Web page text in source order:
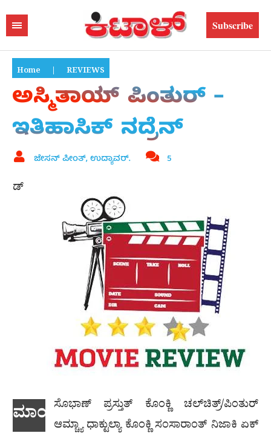
Subscribe
Home | REVIEWS
ಅಸ್ಮಿತಾಯ್ ಪಿಂತುರ್ –
ಇತಿಹಾಸಿಕ್ ನದ್ರೆನ್
ಜೇಸನ್ ಪೀಂತ್, ಉದ್ಯಾವರ್. 5
ಮಾಂ
ಡ್
ಸೊಭಾಣ್ ಪ್ರಸ್ತುತ್ ಕೊಂಕ್ಣಿ ಚಲ್‍ಚಿತ್ರ್/ಪಿಂತುರ್
ಆಮ್ಚ್ಯಾ ಧಾಕ್ಟುಲ್ಯಾ ಕೊಂಕ್ಣಿ ಸಂಸಾರಾಂತ್ ನಿಜಾಕಿ ಏಕ್